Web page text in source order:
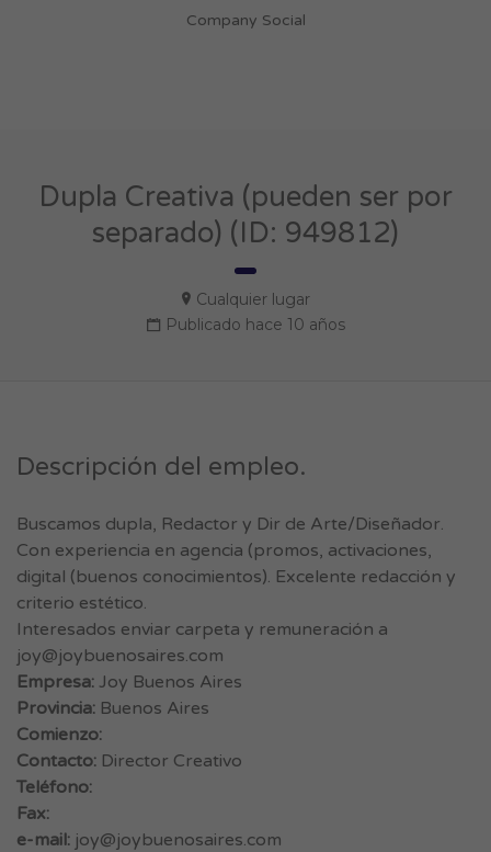
Company Social
Dupla Creativa (pueden ser por
separado) (ID: 949812)
Cualquier lugar
Publicado hace 10 años
Descripción del empleo.
Buscamos dupla, Redactor y Dir de Arte/Diseñador.
Con experiencia en agencia (promos, activaciones,
digital (buenos conocimientos). Excelente redacción y
criterio estético.
Interesados enviar carpeta y remuneración a
joy@joybuenosaires.com
Empresa: Joy Buenos Aires
Provincia: Buenos Aires
Comienzo:
Contacto: Director Creativo
Teléfono:
Fax:
e-mail: joy@joybuenosaires.com